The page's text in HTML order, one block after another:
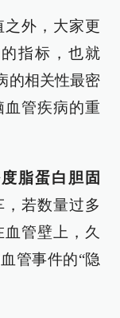
外，大家更
指标，也就
的相关性最密
管疾病的重
脂蛋白胆固
若数量过多
管壁上，久
管事件的“隐